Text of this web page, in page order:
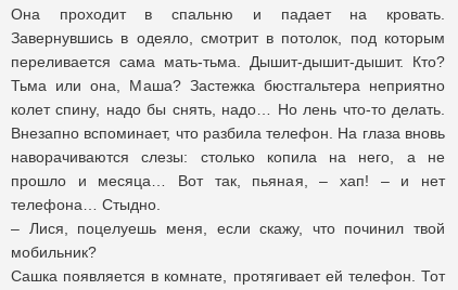
Она проходит в спальню и падает на кровать.
Завернувшись в одеяло, смотрит в потолок, под которым
переливается сама мать-тьма. Дышит-дышит-дышит. Кто?
Тьма или она, Маша? Застежка бюстгальтера неприятно
колет спину, надо бы снять, надо… Но лень что-то делать.
Внезапно вспоминает, что разбила телефон. На глаза вновь
наворачиваются слезы: столько копила на него, а не
прошло и месяца… Вот так, пьяная, – хап! – и нет
телефона… Стыдно.
– Лися, поцелуешь меня, если скажу, что починил твой
мобильник?
Сашка появляется в комнате, протягивает ей телефон. Тот